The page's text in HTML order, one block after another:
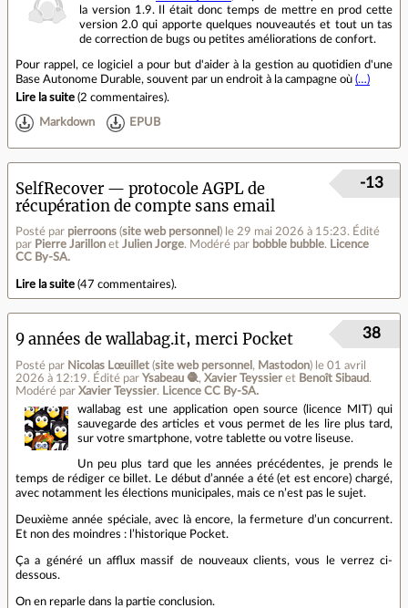
la version 1.9. Il était donc temps de mettre en prod cette
version 2.0 qui apporte quelques nouveautés et tout un tas
de correction de bugs ou petites améliorations de confort.
Pour rappel, ce logiciel a pour but d'aider à la gestion au quotidien d'une
Base Autonome Durable, souvent par un endroit à la campagne où (…)
Lire la suite (2 commentaires).
Markdown EPUB
SelfRecover — protocole AGPL de
récupération de compte sans email
Posté par pierroons (site web personnel ) le 29 mai 2026 à 15:23. Édité
par Pierre Jarillon et Julien Jorge. Modéré par bobble bubble. Licence
CC By‑SA.
-13
Lire la suite (47 commentaires).
9 années de wallabag.it, merci Pocket
Posté par Nicolas Lœuillet (site web personnel , Mastodon) le 01 avril
2026 à 12:19. Édité par Ysabeau 🧶, Xavier Teyssier et Benoît Sibaud.
Modéré par Xavier Teyssier. Licence CC By‑SA.
38
wallabag est une application open source (licence MIT) qui
sauvegarde des articles et vous permet de les lire plus tard,
sur votre smartphone, votre tablette ou votre liseuse.
Un peu plus tard que les années précédentes, je prends le
temps de rédiger ce billet. Le début d’année a été (et est encore) chargé,
avec notamment les élections municipales, mais ce n’est pas le sujet.
Deuxième année spéciale, avec là encore, la fermeture d’un concurrent.
Et non des moindres : l’historique Pocket.
Ça a généré un afflux massif de nouveaux clients, vous le verrez ci-
dessous.
On en reparle dans la partie conclusion.